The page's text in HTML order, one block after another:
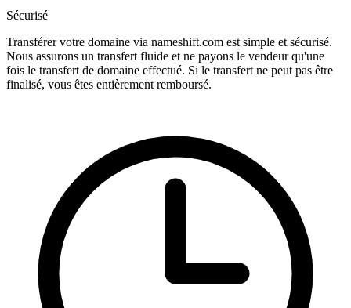
Sécurisé
Transférer votre domaine via nameshift.com est simple et sécurisé.
Nous assurons un transfert fluide et ne payons le vendeur qu'une
fois le transfert de domaine effectué. Si le transfert ne peut pas être
finalisé, vous êtes entièrement remboursé.